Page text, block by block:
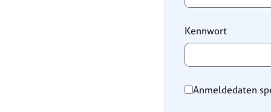
Kennwort
Anmeldedaten